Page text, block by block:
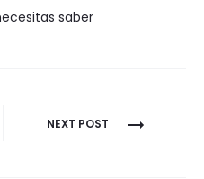
saber
NEXT POST